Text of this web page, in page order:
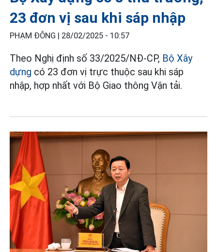
23 đơn vị sau khi sáp nhập
PHẠM ĐÔNG | 28/02/2025 - 10:57
Theo Nghị định số 33/2025/NĐ-CP, Bộ Xây
dựng có 23 đơn vị trực thuộc sau khi sáp
nhập, hợp nhất với Bộ Giao thông Vận tải.